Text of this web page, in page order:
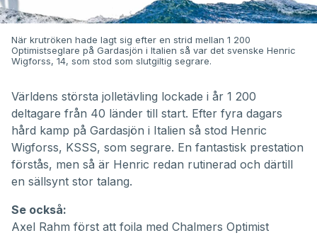
När krutröken hade lagt sig efter en strid mellan 1 200
Optimistseglare på Gardasjön i Italien så var det svenske Henric
Wigforss, 14, som stod som slutgiltig segrare.
Världens största jolletävling lockade i år 1 200
deltagare från 40 länder till start. Efter fyra dagars
hård kamp på Gardasjön i Italien så stod Henric
Wigforss, KSSS, som segrare. En fantastisk prestation
förstås, men så är Henric redan rutinerad och därtill
en sällsynt stor talang.
Se också:
Axel Rahm först att foila med Chalmers Optimist